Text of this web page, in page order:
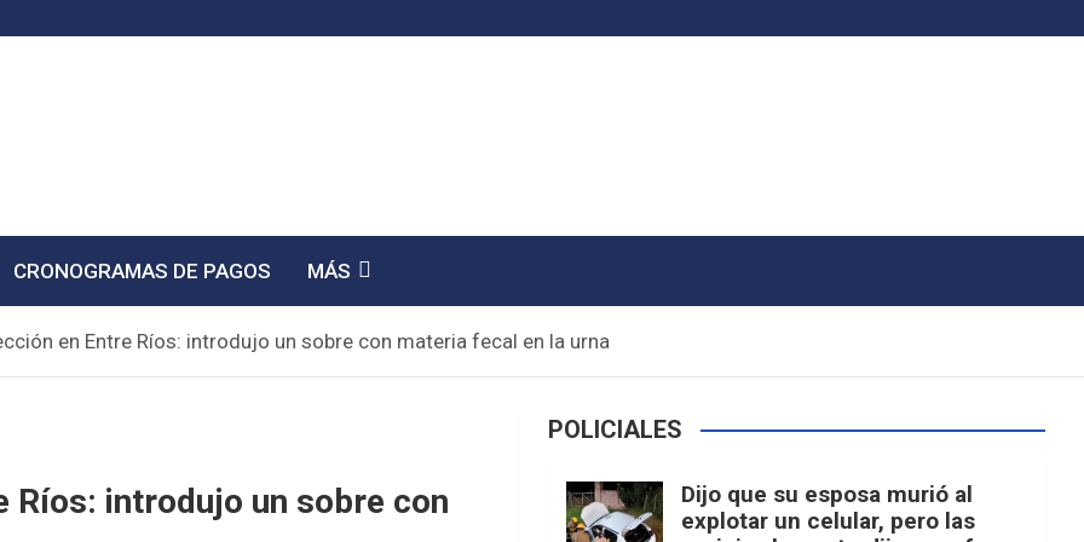
CRONOGRAMAS DE PAGOS MÁS
en Entre Ríos: introdujo un sobre con materia fecal en la urna
Ríos: introdujo un sobre con
POLICIALES
Dijo que su esposa murió al
explotar un celular, pero las